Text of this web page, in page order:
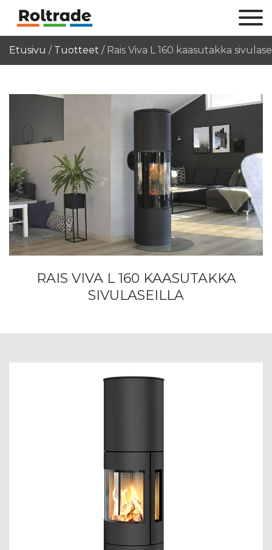
Etusivu / Tuotteet / Rais Viva L 160 kaasutakka
RAIS VIVA L 160 KAASUTAKKA
SIVULASEILLA